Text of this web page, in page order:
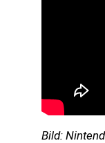
Bild: